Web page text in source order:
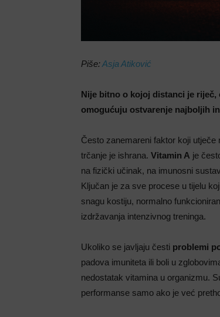
Piše:Asja Atiković
Nije bitno o kojoj distanci je
omogućuju ostvarenje najboljih
Često zanemareni faktor koji utječe
trčanje je ishrana. Vitamin A je
na fizički učinak, na imunosni
Ključan je za sve procese u tijelu
snagu kostiju, normalno
izdržavanja intenzivnog treninga.
Ukoliko se javljaju česti problemi
padova imuniteta ili boli u
nedostatak vitamina u organizmu.
performanse samo ako je već